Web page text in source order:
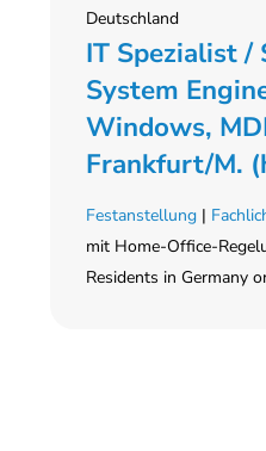
Deutschland
IT Spezialist /
System
Windows,
Frankfurt/M.
Festanstellung |
mit Home-Office-
Residents in Germany